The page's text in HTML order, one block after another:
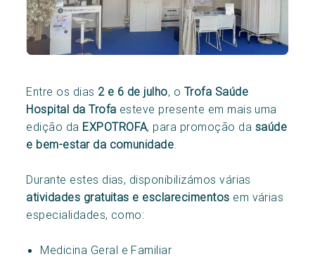
Entre os dias 2 e 6 de julho, o Trofa Saúde
Hospital da Trofa esteve presente em mais uma
edição da EXPOTROFA, para promoção da saúde
e bem-estar da comunidade
Durante estes dias, disponibilizámos várias
atividades gratuitas e esclarecimentos em várias
especialidades, como:
Medicina Geral e Familiar